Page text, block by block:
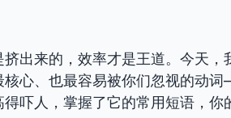
出来的，效率才是王道。今天，
核心、也最容易被你们忽视的动
吓人，掌握了它的常用短语，你